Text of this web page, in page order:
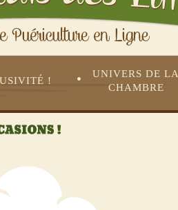
! •
UNIVERS DE LA
CHAMBRE